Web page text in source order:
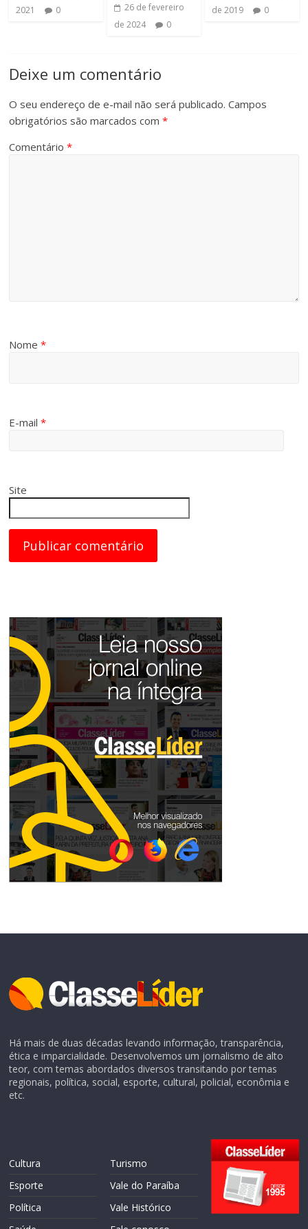
2021
0
26 de fevereiro
de 2024
0
de 2019
0
Deixe um comentário
O seu endereço de e-mail não será publicado. Campos
obrigatórios são marcados com*
Comentário*
Nome*
E-mail*
Site
Há mais de duas décadas levando informação, transparência,
ética e imparcialidade. Desenvolvemos um jornalismo de alto
teor, com temas abordados diversos transitando por temas
regionais, política, social, esporte, cultural, policial, econômia e
etc.
Cultura
Esporte
Política
Turismo
Vale do Paraíba
Vale Histórico